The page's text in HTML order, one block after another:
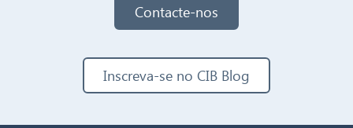
Contacte-nos
Inscreva-se no CIB Blog